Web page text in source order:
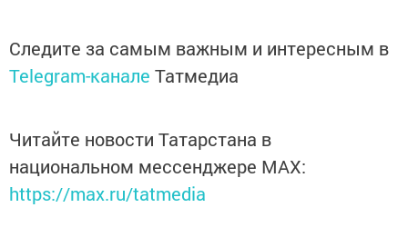
Следите за самым важным и интересным в
Telegram-канале Татмедиа
Читайте новости Татарстана в
национальном мессенджере MАХ:
https://max.ru/tatmedia